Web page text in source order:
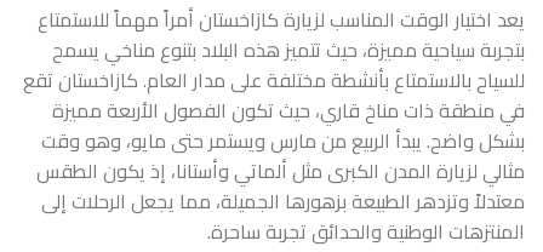
يعد اختيار الوقت المناسب لزيارة كازاخستان أمراً مهماً للاستمتاع
بتجربة سياحية مميزة، حيث تتميز هذه البلاد بتنوع مناخي يسمح
للسياح بالاستمتاع بأنشطة مختلفة على مدار العام. كازاخستان تقع
في منطقة ذات مناخ قاري، حيث تكون الفصول الأربعة مميزة
بشكل واضح. يبدأ الربيع من مارس ويستمر حتى مايو، وهو وقت
مثالي لزيارة المدن الكبرى مثل ألماتي وأستانا، إذ يكون الطقس
معتدلاً وتزدهر الطبيعة بزهورها الجميلة، مما يجعل الرحلات إلى
المنتزهات الوطنية والحدائق تجربة ساحرة.